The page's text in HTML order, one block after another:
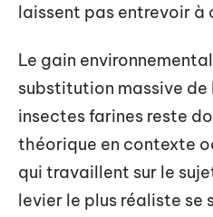
laissent pas entrevoir à
Le gain
substitution massive
insectes farines reste
théorique en contexte
qui travaillent sur le
levier le plus réaliste se